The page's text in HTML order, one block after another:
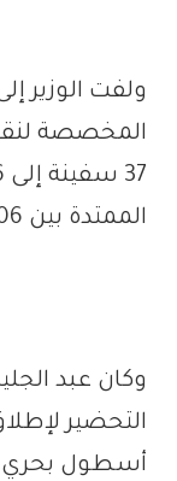
ولفت الوزير
المخصصة
الممتدة بين 2006 و2023.
وكان عبد
التحضير
أسطول بحري